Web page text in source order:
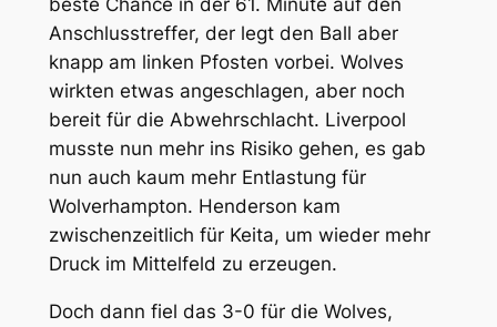
beste Chance in der 61. Minute auf den
Anschlusstreffer, der legt den Ball aber
knapp am linken Pfosten vorbei. Wolves
wirkten etwas angeschlagen, aber noch
bereit für die Abwehrschlacht. Liverpool
musste nun mehr ins Risiko gehen, es gab
nun auch kaum mehr Entlastung für
Wolverhampton. Henderson kam
zwischenzeitlich für Keita, um wieder mehr
Druck im Mittelfeld zu erzeugen.
Doch dann fiel das 3-0 für die Wolves,